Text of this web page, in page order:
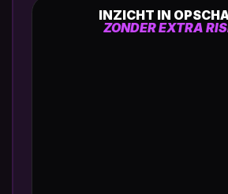
INZICHT IN
ZONDER EXTRA